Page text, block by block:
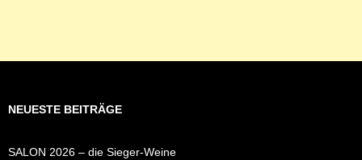
NEUESTE BEITRÄGE
SALON 2026 – die Sieger-Weine